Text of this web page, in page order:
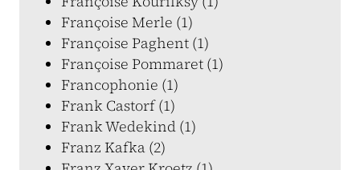
Françoise Merle (1)
Françoise Paghent (1)
Françoise Pommaret (1)
Francophonie (1)
Frank Castorf (1)
Frank Wedekind (1)
Franz Kafka (2)